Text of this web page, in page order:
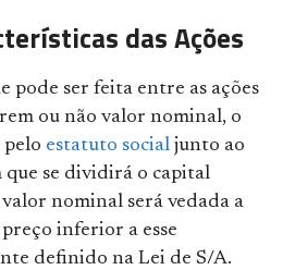
das Ações
pode ser feita entre as ações
ou não valor nominal, o
pelo estatuto social junto ao
que se dividirá o capital
valor nominal será vedada a
inferior a esse
definido na Lei de S/A.